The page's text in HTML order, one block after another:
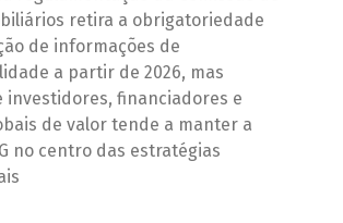
retira a obrigatoriedade
de informações de
a partir de 2026, mas
investidores, financiadores e
de valor tende a manter a
no centro das estratégias